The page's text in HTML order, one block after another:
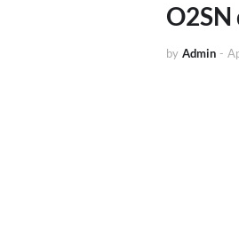
by Admin -